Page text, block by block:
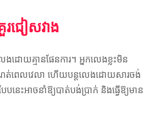
ជៀសវាង
យគ្មានផែនការ។ អ្នកលេងខ្លះមិន
ពេលវេលា ហើយបន្តលេងដោយសារចង់
នេះអាចនាំឱ្យបាត់បង់ប្រាក់ និងធ្វើឱ្យមាន